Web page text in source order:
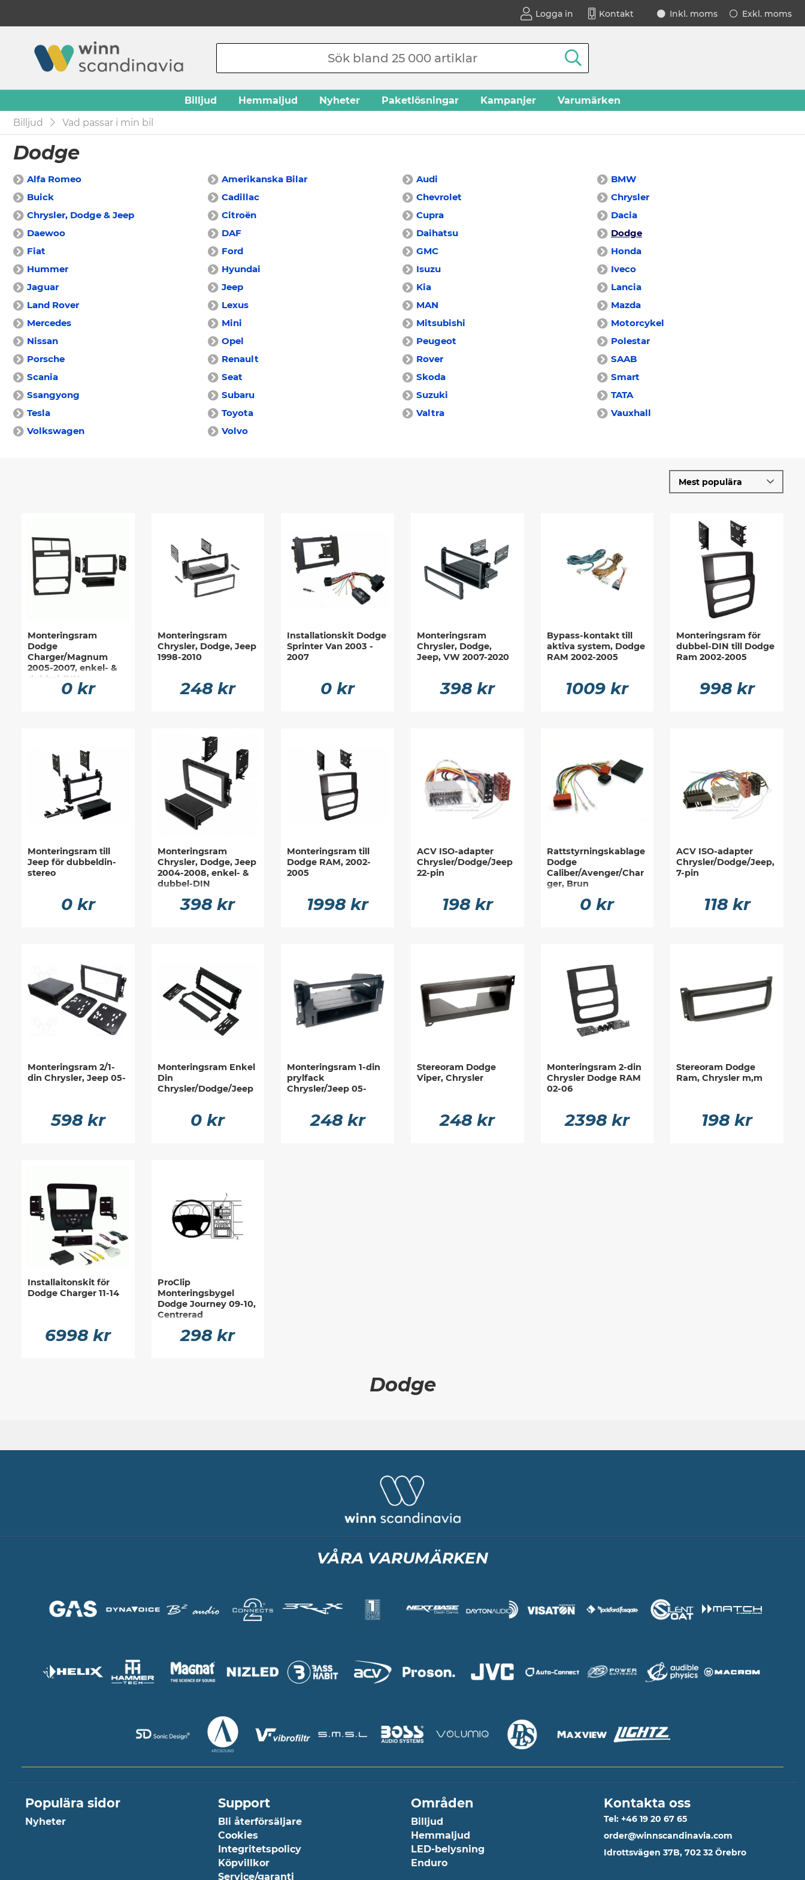
Logga in Kontakt Exkl. moms
Inkl. moms
Billjud Hemmaljud Nyheter Paketlösningar Kampanjer
Varumärken
Billjud
Vad passar i min bil
Dodge
Alfa Romeo Amerikanska Bilar Audi
BMW
Buick
Cadillac Chevrolet
Chrysler
Chrysler, Dodge & Jeep
Citroën Cupra
Dacia
Daewoo
DAF Daihatsu
Dodge
Fiat
Ford GMC
Honda
Hummer
Hyundai Isuzu
Iveco
Jaguar
Jeep Kia
Lancia
Land Rover
Lexus MAN
Mazda
Mercedes
Mini Mitsubishi
Motorcykel
Nissan
Opel Peugeot
Polestar
Porsche
Renault Rover
SAAB
Scania
Seat Skoda
Smart
Ssangyong
Subaru Suzuki
TATA
Tesla
Toyota Valtra
Vauxhall
Volkswagen
Volvo
Monteringsram
Dodge
Charger/Magnum
2005-2007, enkel- &
dubbel-DIN0 kr
Monteringsram
Chrysler, Dodge, Jeep
1998-2010
248 kr
Installationskit Dodge
Sprinter Van 2003 -
2007
0 kr
Monteringsram
Chrysler, Dodge,
Jeep, VW 2007-2020
398 kr
Bypass-kontakt till
aktiva system, Dodge
RAM 2002-2005
1009 kr
Monteringsram för
dubbel-DIN till Dodge
Ram 2002-2005
998 kr
Monteringsram till
Jeep för dubbeldin-
stereo
0 kr
Monteringsram
Chrysler, Dodge, Jeep
2004-2008, enkel- &
dubbel-DIN
398 kr
Monteringsram till
Dodge RAM, 2002-
2005
1998 kr
ACV ISO-adapter
Chrysler/Dodge/Jeep
22-pin
198 kr
Rattstyrningskablage
Dodge
Caliber/Avenger/Char
ger, Brun
0 kr
ACV ISO-adapter
Chrysler/Dodge/Jeep,
7-pin
118 kr
Monteringsram 2/1-
din Chrysler, Jeep 05-
598 kr
Monteringsram Enkel
Din
Chrysler/Dodge/Jeep
0 kr
Monteringsram 1-din
prylfack
Chrysler/Jeep 05-
248 kr
Stereoram Dodge
Viper, Chrysler
248 kr
Monteringsram 2-din
Chrysler Dodge RAM
02-06
2398 kr
Stereoram Dodge
Ram, Chrysler m,m
198 kr
Installaitonskit för
Dodge Charger 11-14
6998 kr
ProClip
Monteringsbygel
Dodge Journey 09-10,
Centrerad
298 kr
Dodge
VÅRA VARUMÄRKEN
Populära sidor
Nyheter
Support
Bli återförsäljare
Cookies
Integritetspolicy
Köpvillkor
Service/garanti
Områden
Billjud
Hemmaljud
LED-belysning
Enduro
Kontakta oss
Tel: +46 19 20 67 65
order@winnscandinavia.com
Idrottsvägen 37B, 702 32 Örebro